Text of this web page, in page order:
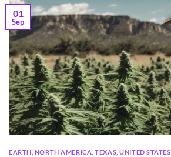
01
Sep
EARTH NORTH AMERICA ,TEXAS ,UNITED STATES